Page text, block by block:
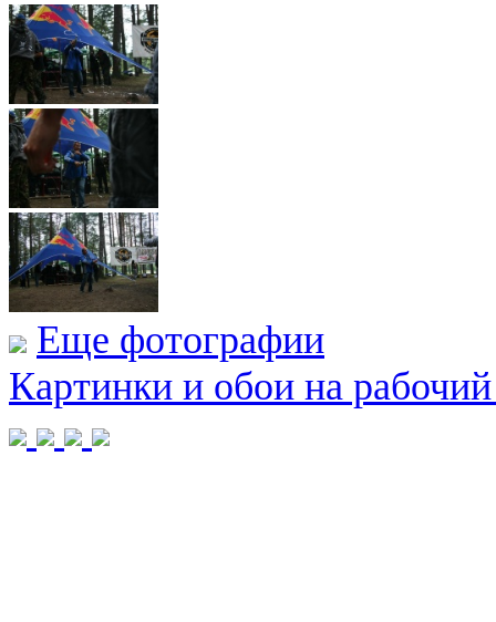
Еще фотографии
Картинки и обои на